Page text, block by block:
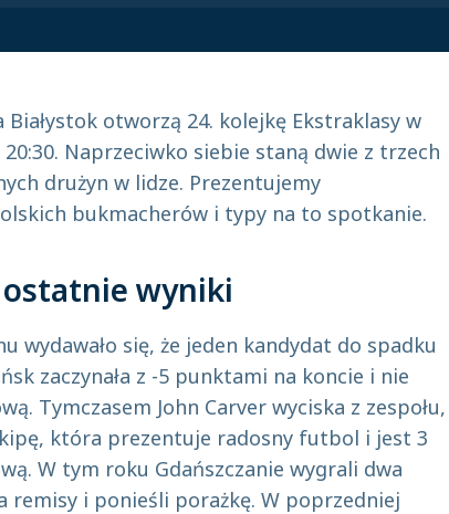
Białystok otworzą 24. kolejkę Ekstraklasy w
Naprzeciwko siebie staną dwie z trzech
drużyn w lidze. Prezentujemy
bukmacherów i typy na to spotkanie.
ostatnie wyniki
wydawało się, że jeden kandydat do spadku
zaczynała z -5 punktami na koncie i nie
Tymczasem John Carver wyciska z zespołu,
która prezentuje radosny futbol i jest 3
W tym roku Gdańszczanie wygrali dwa
remisy i ponieśli porażkę. W poprzedniej